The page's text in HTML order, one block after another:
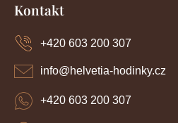
k
Kontakt
info@helvetia-hodinky.cz
+420 603 200 307
+420 603 200 307